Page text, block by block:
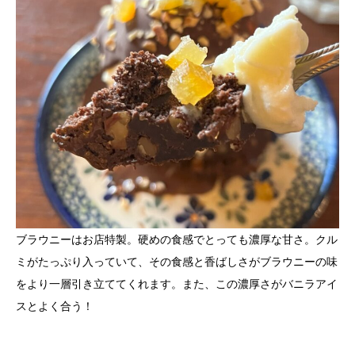
ブラウニーはお店特製。硬めの食感でとっても濃厚な甘さ。クル
ミがたっぷり入っていて、その食感と香ばしさがブラウニーの味
をより一層引き立ててくれます。また、この濃厚さがバニラアイ
スとよく合う！